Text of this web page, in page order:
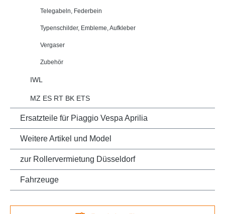
Telegabeln, Federbein
Typenschilder, Embleme, Aufkleber
Vergaser
Zubehör
IWL
MZ ES RT BK ETS
Ersatzteile für Piaggio Vespa Aprilia
Weitere Artikel und Model
zur Rollervermietung Düsseldorf
Fahrzeuge